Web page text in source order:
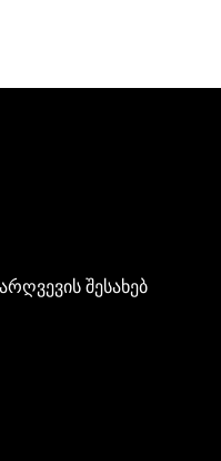
შესახებ